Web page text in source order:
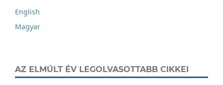
English
Magyar
AZ ELMÚLT ÉV LEGOLVASOTTABB CIKKEI